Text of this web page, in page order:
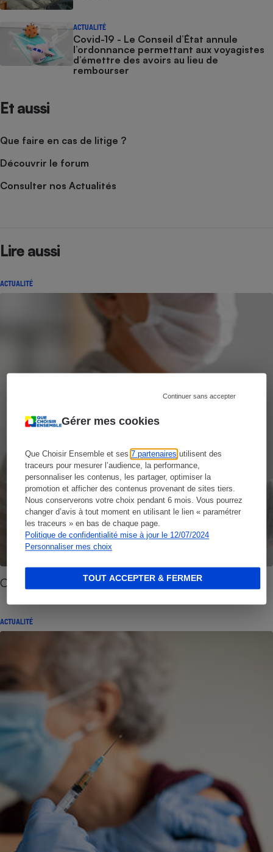
Gérer mes cookies
Que Choisir Ensemble et ses7 partenaires utilisent des
traceurs pour mesurer l’audience, la performance,
personnaliser les contenus, les partager, optimiser la
promotion et afficher des contenus provenant de sites tiers.
Nous conserverons votre choix pendant 6 mois. Vous pourrez
changer d’avis à tout moment en utilisant le lien « paramétrer
les traceurs » en bas de chaque page.
Politique de confidentialité mise à jour le 12/07/2024
Personnaliser mes choix
Continuer sans accepter
TOUT ACCEPTER & FERMER
ACTUALITÉ
Covid-19 - Le Conseil d’État annule
l’ordonnance permettant aux voyagistes
d’émettre des avoirs au lieu de
rembourser
Et aussi
Que faire en cas de litige ?
Découvrir le forum
Consulter nos Actualités
Lire aussi
ACTUALITÉ
Covid-19 - Quand effectuer le rappel vaccinal ?
ACTUALITÉ